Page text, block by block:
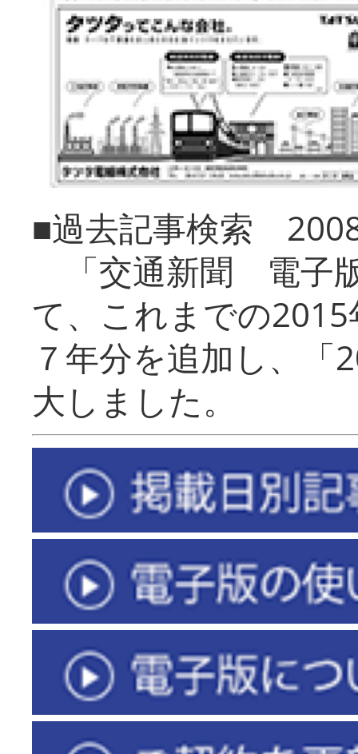
■過去記事検索
「交通新聞 電子
て、これまでの
７年分を追加し、「
大しまし